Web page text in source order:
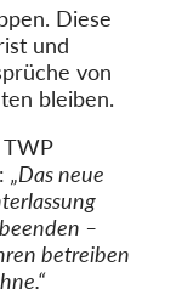
Diese
und
von
bleiben.
„Das neue
–
betreiben